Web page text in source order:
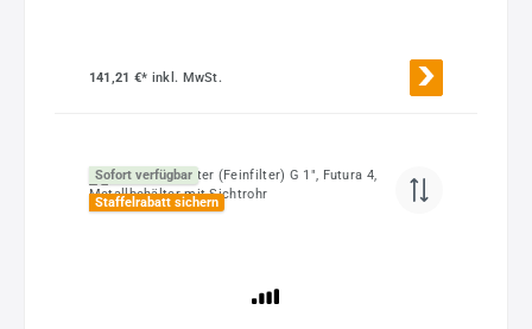
141,21 €* inkl. MwSt.
Sofort verfügbar
Staffelrabatt sichern